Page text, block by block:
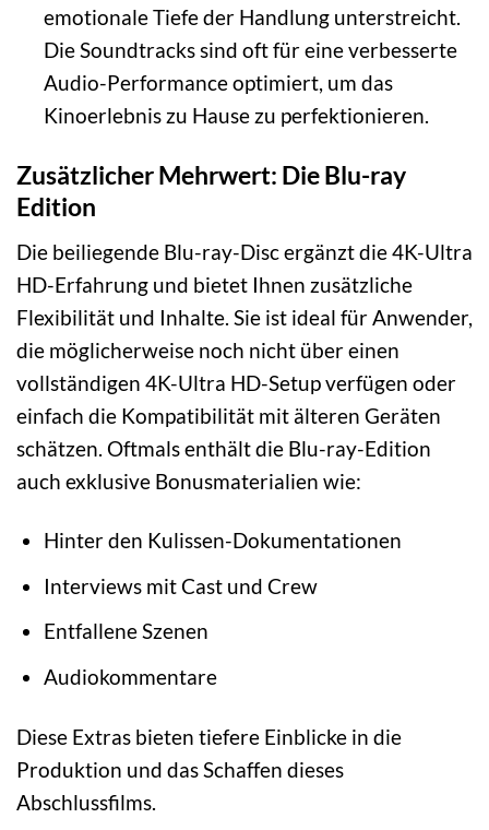
emotionale Tiefe der Handlung unterstreicht.
Die Soundtracks sind oft für eine verbesserte
Audio-Performance optimiert, um das
Kinoerlebnis zu Hause zu perfektionieren.
Zusätzlicher Mehrwert: Die Blu-ray
Edition
Die beiliegende Blu-ray-Disc ergänzt die 4K-Ultra
HD-Erfahrung und bietet Ihnen zusätzliche
Flexibilität und Inhalte. Sie ist ideal für Anwender,
die möglicherweise noch nicht über einen
vollständigen 4K-Ultra HD-Setup verfügen oder
einfach die Kompatibilität mit älteren Geräten
schätzen. Oftmals enthält die Blu-ray-Edition
auch exklusive Bonusmaterialien wie:
Hinter den Kulissen-Dokumentationen
Interviews mit Cast und Crew
Entfallene Szenen
Audiokommentare
Diese Extras bieten tiefere Einblicke in die
Produktion und das Schaffen dieses
Abschlussfilms.